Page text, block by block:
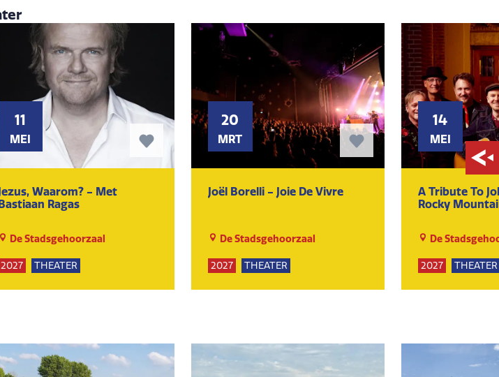
11
MEI
Waarom? - Met
Ragas
De Stadsgehoorzaal
2027
THEATER
KUNST EN CULTUUR
20
MRT
Joël Borelli - Joie De Vivre
De Stadsgehoorzaal
2027
THEATER
KUNST EN CULTUUR
14
MEI
A Tribute To
Rocky
De
2027
THEATER
KUNST EN